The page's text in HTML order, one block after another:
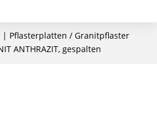
| Pflasterplatten / Granitpflaster
ANTHRAZIT, gespalten